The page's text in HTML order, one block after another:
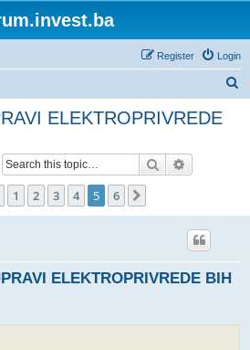
Login
Register
ELEKTROPRIVREDE
Search
Previous
1 2 3 4 5 6
ELEKTROPRIVREDE BIH